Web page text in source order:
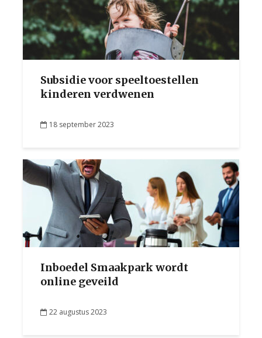
Subsidie voor speeltoestellen
kinderen verdwenen
18 september 2023
Inboedel Smaakpark wordt
online geveild
22 augustus 2023